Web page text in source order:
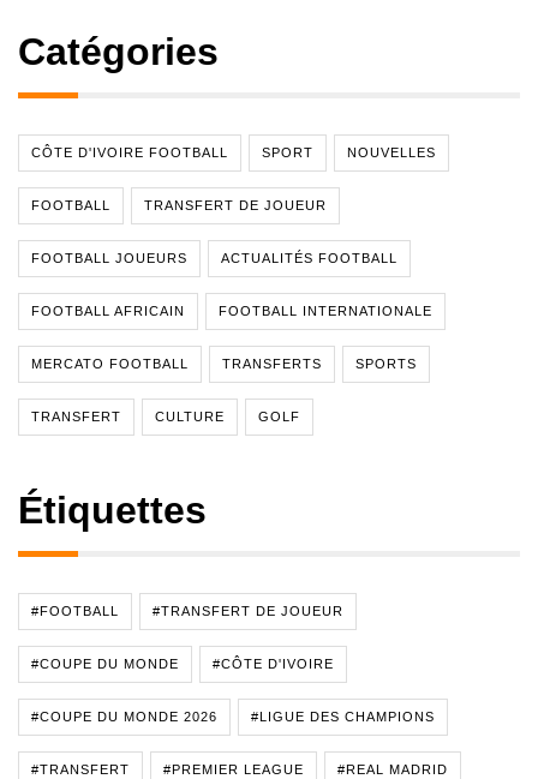
Catégories
CÔTE D'IVOIRE FOOTBALL SPORT NOUVELLES
FOOTBALL TRANSFERT DE JOUEUR
FOOTBALL JOUEURS ACTUALITÉS FOOTBALL
FOOTBALL AFRICAIN FOOTBALL INTERNATIONALE
MERCATO FOOTBALL TRANSFERTS SPORTS
TRANSFERT CULTURE GOLF
Étiquettes
#FOOTBALL #TRANSFERT DE JOUEUR
#COUPE DU MONDE #CÔTE D'IVOIRE
#COUPE DU MONDE 2026 #LIGUE DES CHAMPIONS
#TRANSFERT #PREMIER LEAGUE #REAL MADRID